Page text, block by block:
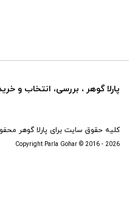
پارلا گوهر ، بررسی، انتخاب و
کلیه حقوق سایت برای پارلا گوهر
Copyright Parla Gohar © 2016 - 2026